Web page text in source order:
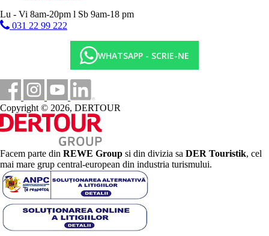
Lu - Vi 8am-20pm l Sb 9am-18 pm
031 22 99 222
WHATSAPP - SCRIE-NE
Copyright © 2026, DERTOUR
Facem parte din REWE Group si din divizia sa DER Touristik, cel
mai mare grup central-european din industria turismului.